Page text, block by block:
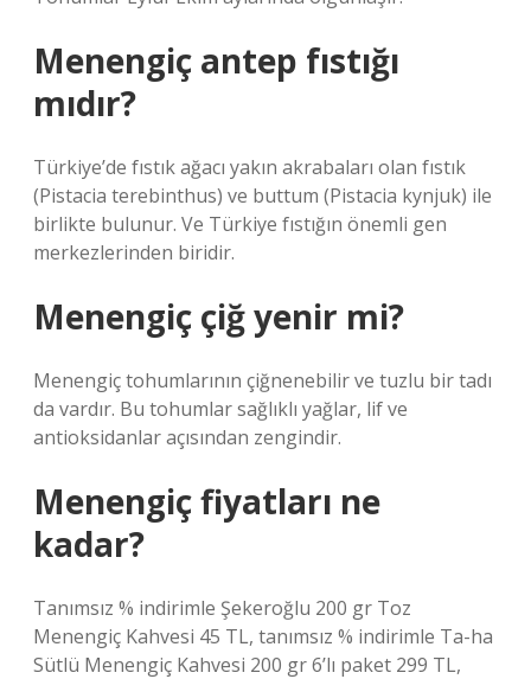
Menengiç antep fıstığı
mıdır?
Türkiye’de fıstık ağacı yakın akrabaları olan fıstık
(Pistacia terebinthus) ve buttum (Pistacia kynjuk) ile
birlikte bulunur. Ve Türkiye fıstığın önemli gen
merkezlerinden biridir.
Menengiç çiğ yenir mi?
Menengiç tohumlarının çiğnenebilir ve tuzlu bir tadı
da vardır. Bu tohumlar sağlıklı yağlar, lif ve
antioksidanlar açısından zengindir.
Menengiç fiyatları ne
kadar?
Tanımsız % indirimle Şekeroğlu 200 gr Toz
Menengiç Kahvesi 45 TL, tanımsız % indirimle Ta-ha
Sütlü Menengiç Kahvesi 200 gr 6’lı paket 299 TL,